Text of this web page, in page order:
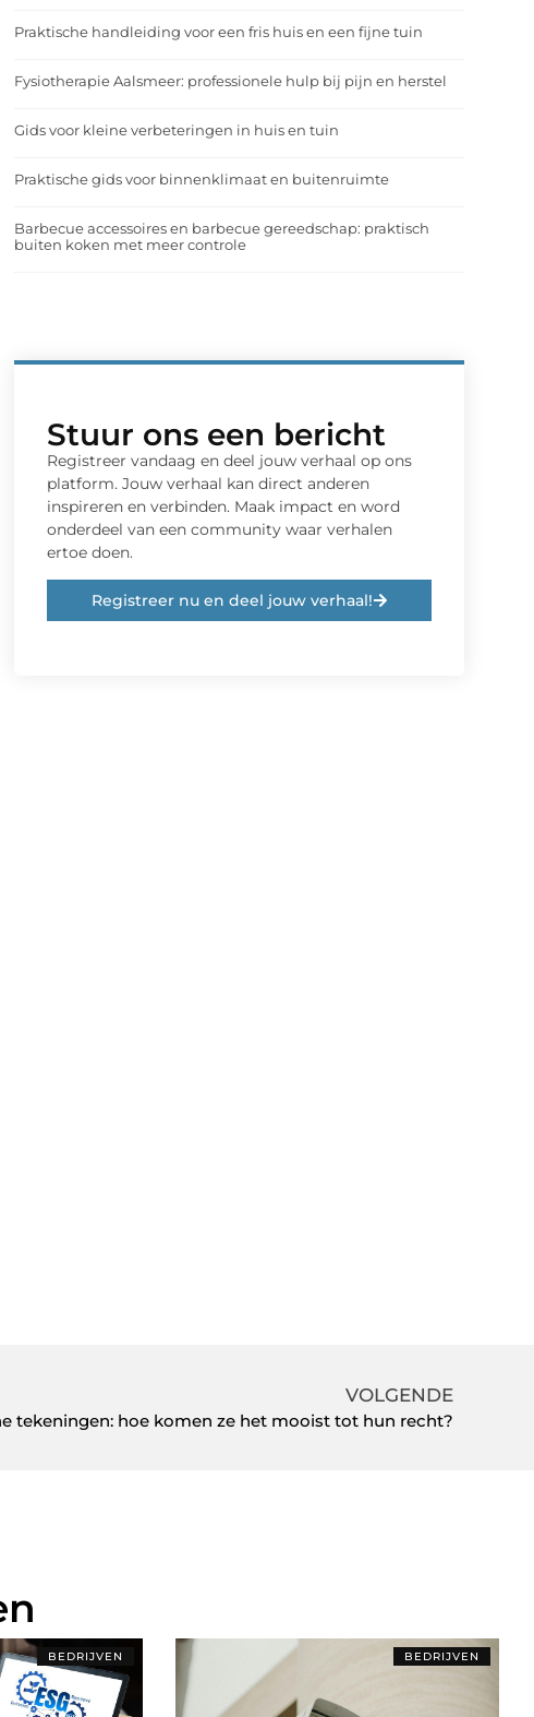
Praktische handleiding voor een fris huis en een fijne tuin
Fysiotherapie Aalsmeer: professionele hulp bij pijn en herstel
Gids voor kleine verbeteringen in huis en tuin
Praktische gids voor binnenklimaat en buitenruimte
Barbecue accessoires en barbecue gereedschap: praktisch
buiten koken met meer controle
Stuur ons een bericht
Registreer vandaag en deel jouw verhaal op ons
platform. Jouw verhaal kan direct anderen
inspireren en verbinden. Maak impact en word
onderdeel van een community waar verhalen
ertoe doen.
Registreer nu en deel jouw verhaal!
VOLGENDE
tekeningen: hoe komen ze het mooist tot hun recht?
BEDRIJVEN BEDRIJVEN